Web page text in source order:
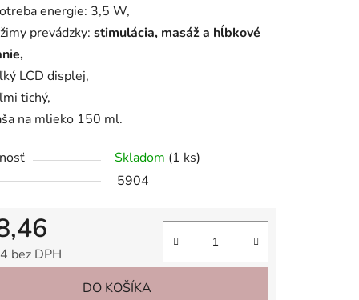
energie: 3,5 W,
prevádzky: stimulácia, masáž a hĺbkové
LCD displej,
tichý,
na mlieko 150 ml.
Skladom (1 ks)
5904
bez DPH
DO KOŠÍKA